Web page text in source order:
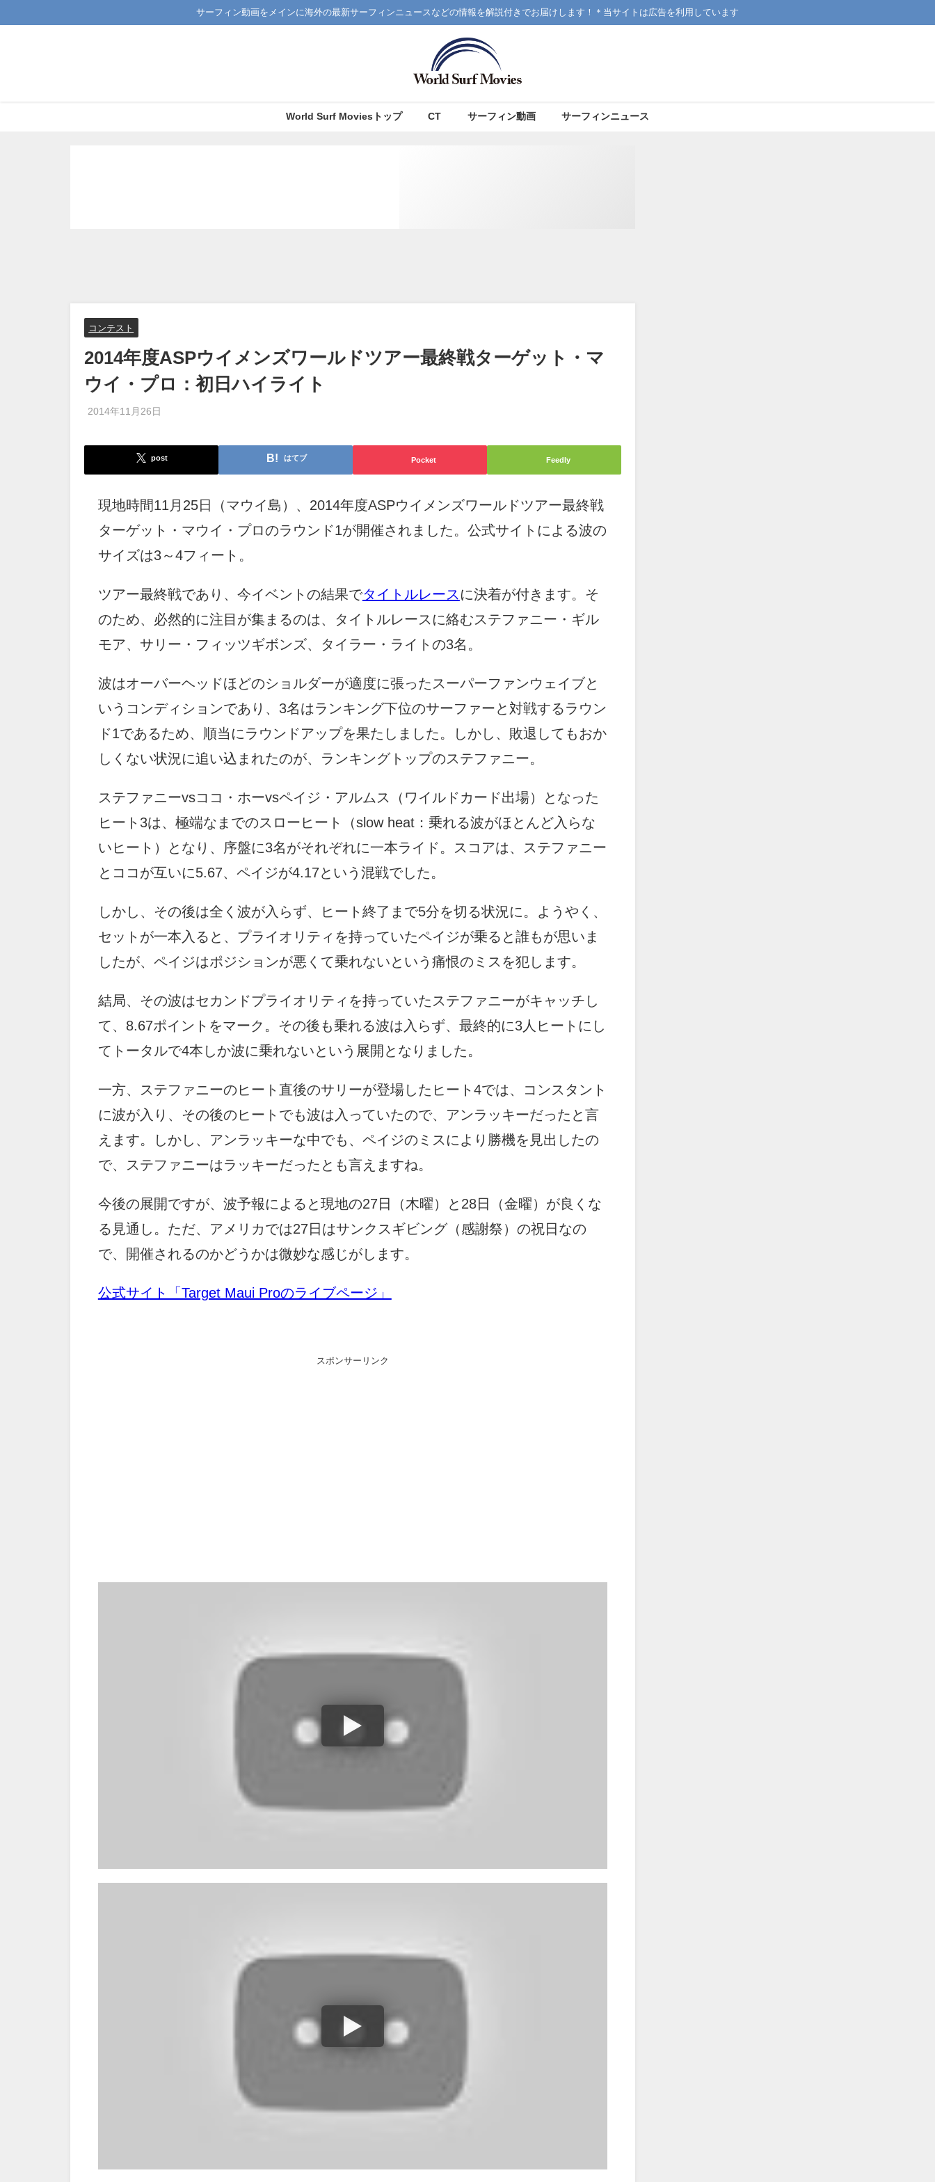
サーフィン動画をメインに海外の最新サーフィンニュースなどの情報を解説付きでお届けします！＊当サイトは広告を利用しています
World Surf Moviesトップ CT サーフィン動画 サーフィンニュース
コンテスト
2014年度ASPウイメンズワールドツアー最終戦ターゲット・マ
ウイ・プロ：初日ハイライト
2014年11月26日
post はてブ Pocket Feedly
現地時間11月25日（マウイ島）、2014年度ASPウイメンズワールドツアー最終戦
ターゲット・マウイ・プロのラウンド1が開催されました。公式サイトによる波の
サイズは3～4フィート。
ツアー最終戦であり、今イベントの結果でタイトルレース に決着が付きます。そ
のため、必然的に注目が集まるのは、タイトルレースに絡むステファニー・ギル
モア、サリー・フィッツギボンズ、タイラー・ライトの3名。
波はオーバーヘッドほどのショルダーが適度に張ったスーパーファンウェイブと
いうコンディションであり、3名はランキング下位のサーファーと対戦するラウン
ド1であるため、順当にラウンドアップを果たしました。しかし、敗退してもおか
しくない状況に追い込まれたのが、ランキングトップのステファニー。
ステファニーvsココ・ホーvsペイジ・アルムス（ワイルドカード出場）となった
ヒート3は、極端なまでのスローヒート（slow heat：乗れる波がほとんど入らな
いヒート）となり、序盤に3名がそれぞれに一本ライド。スコアは、ステファニー
とココが互いに5.67、ペイジが4.17という混戦でした。
しかし、その後は全く波が入らず、ヒート終了まで5分を切る状況に。ようやく、
セットが一本入ると、プライオリティを持っていたペイジが乗ると誰もが思いま
したが、ペイジはポジションが悪くて乗れないという痛恨のミスを犯します。
結局、その波はセカンドプライオリティを持っていたステファニーがキャッチし
て、8.67ポイントをマーク。その後も乗れる波は入らず、最終的に3人ヒートにし
てトータルで4本しか波に乗れないという展開となりました。
一方、ステファニーのヒート直後のサリーが登場したヒート4では、コンスタント
に波が入り、その後のヒートでも波は入っていたので、アンラッキーだったと言
えます。しかし、アンラッキーな中でも、ペイジのミスにより勝機を見出したの
で、ステファニーはラッキーだったとも言えますね。
今後の展開ですが、波予報によると現地の27日（木曜）と28日（金曜）が良くな
る見通し。ただ、アメリカでは27日はサンクスギビング（感謝祭）の祝日なの
で、開催されるのかどうかは微妙な感じがします。
公式サイト「Target Maui Proのライブページ」
スポンサーリンク